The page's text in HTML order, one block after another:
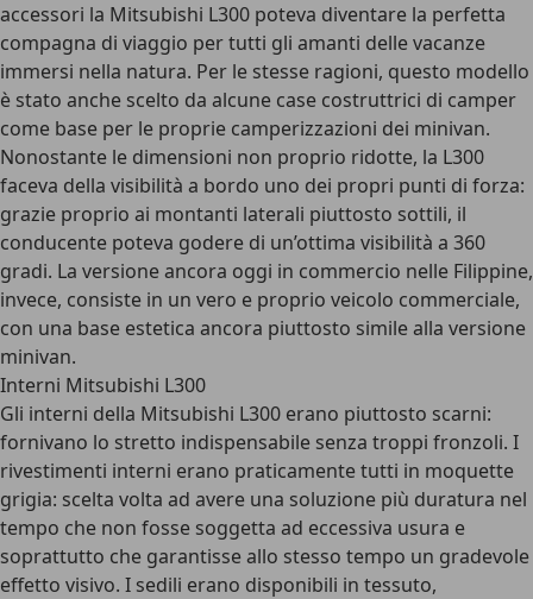
accessori la Mitsubishi L300 poteva diventare la perfetta
compagna di viaggio per tutti gli amanti delle vacanze
immersi nella natura. Per le stesse ragioni, questo modello
è stato anche scelto da alcune case costruttrici di camper
come base per le proprie camperizzazioni dei minivan.
Nonostante le dimensioni non proprio ridotte, la L300
faceva della visibilità a bordo uno dei propri punti di forza:
grazie proprio ai montanti laterali piuttosto sottili, il
conducente poteva godere di un’ottima visibilità a 360
gradi. La versione ancora oggi in commercio nelle Filippine,
invece, consiste in un vero e proprio veicolo commerciale,
con una base estetica ancora piuttosto simile alla versione
minivan.
Interni Mitsubishi L300
Gli interni della Mitsubishi L300 erano piuttosto scarni:
fornivano lo stretto indispensabile senza troppi fronzoli. I
rivestimenti interni erano praticamente tutti in moquette
grigia: scelta volta ad avere una soluzione più duratura nel
tempo che non fosse soggetta ad eccessiva usura e
soprattutto che garantisse allo stesso tempo un gradevole
effetto visivo. I sedili erano disponibili in tessuto,